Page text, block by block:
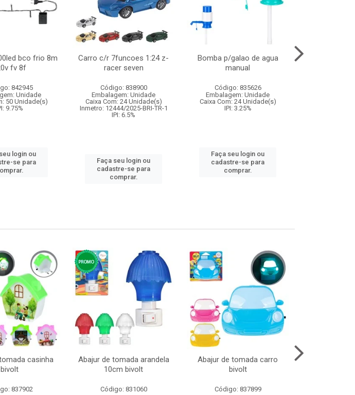
bco frio 8m
fv 8f
842945
Unidade
50 Unidade(s)
9.75%
login ou
se para
Carro c/r 7funcoes 1:24 z-
racer seven
Código: 838900
Embalagem: Unidade
Caixa Com: 24 Unidade(s)
Inmetro: 12444/2025-BRI-TR-1
IPI: 6.5%
Faça seu login ou
cadastre-se para
comprar.
Bomba p/galao de agua
manual
Código: 835626
Embalagem: Unidade
Caixa Com: 24 Unidade(s)
IPI: 3.25%
Faça seu login ou
cadastre-se para
comprar.
casinha
bivolt
837902
Abajur de tomada arandela
10cm bivolt
Código: 831060
Abajur de tomada carro
bivolt
Código: 837899